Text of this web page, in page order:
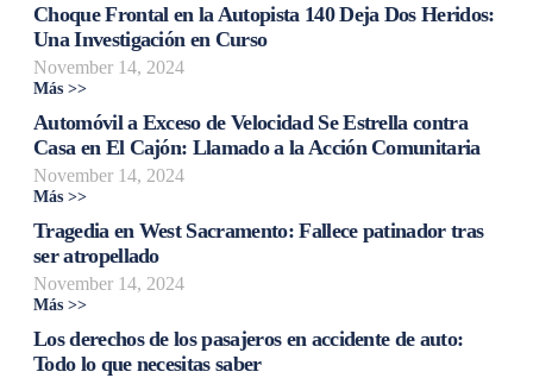
Choque Frontal en la Autopista 140 Deja Dos Heridos:
Una Investigación en Curso
November 14, 2024
Más >>
Automóvil a Exceso de Velocidad Se Estrella contra
Casa en El Cajón: Llamado a la Acción Comunitaria
November 14, 2024
Más >>
Tragedia en West Sacramento: Fallece patinador tras
ser atropellado
November 14, 2024
Más >>
Los derechos de los pasajeros en accidente de auto:
Todo lo que necesitas saber